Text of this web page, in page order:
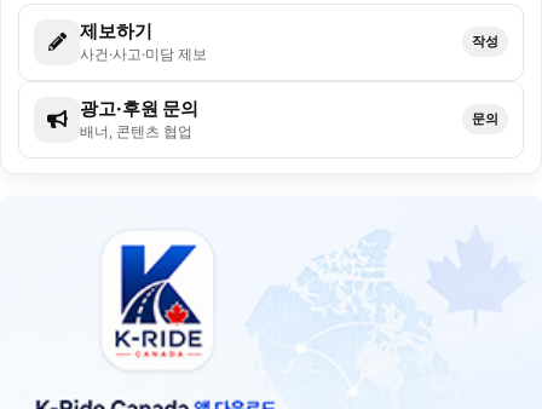
제보하기
사건·사고·미담 제보
작성
광고·후원 문의
배너, 콘텐츠 협업
문의